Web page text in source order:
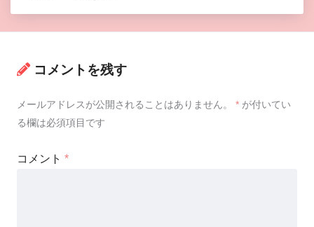
コメントを残す
メールアドレスが公開されることはありません。 * が付いてい
る欄は必須項目です
コメント *